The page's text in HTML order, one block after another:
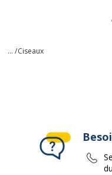
... /Ciseaux